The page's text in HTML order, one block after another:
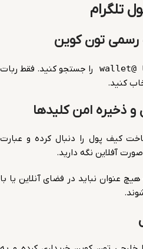
تلگرام
@wallet
را جستجو کنید. فقط ربات
کنید.
کیف پول را دنبال کرده و عبارت
عنوان نباید در فضای آنلاین یا با